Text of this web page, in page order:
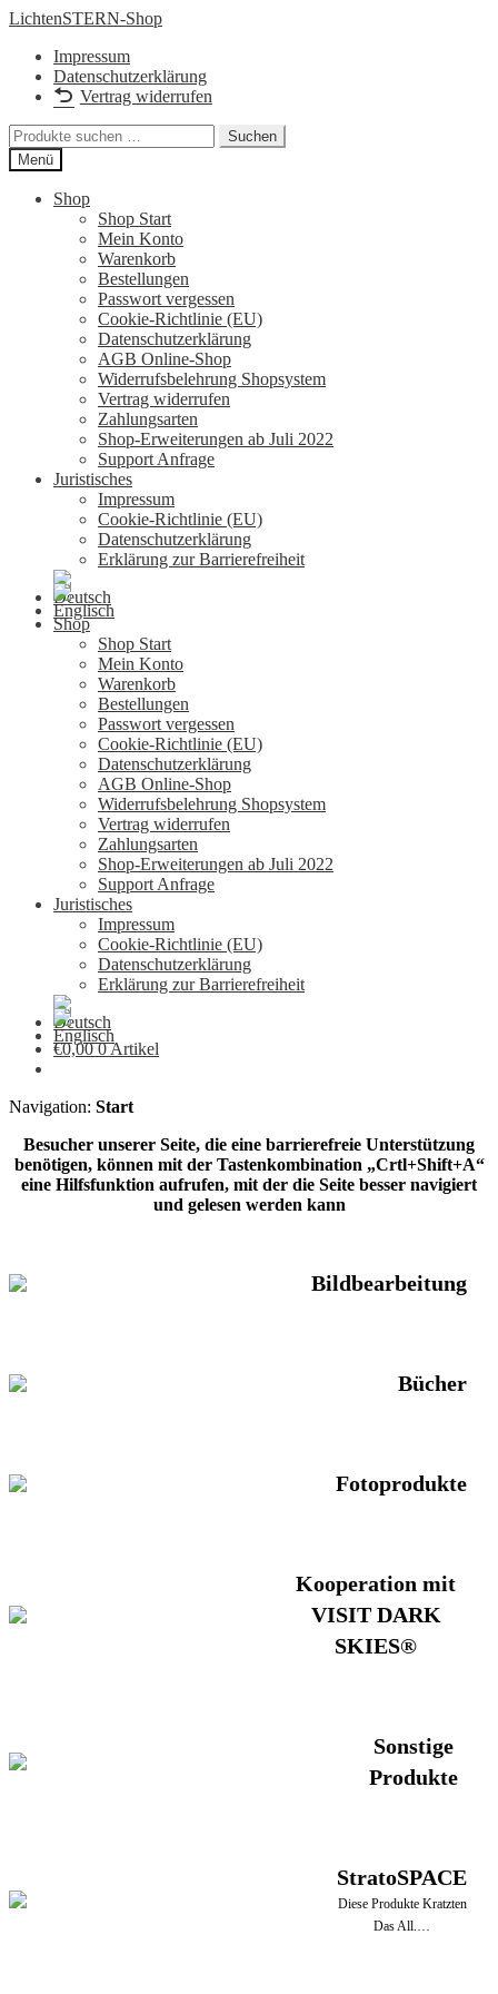
Zur
springen
Zum
springen
LichtenSTERN-Shop
Impressum
Datenschutzerklärung
Vertrag widerrufen
Suchen
nach:
Suchen
Menü
Shop
Shop Start
Mein Konto
Warenkorb
Bestellungen
Passwort vergessen
Cookie-Richtlinie (EU)
Datenschutzerklärung
AGB Online-Shop
Widerrufsbelehrung Shopsystem
Vertrag widerrufen
Zahlungsarten
Shop-Erweiterungen ab Juli 2022
Support Anfrage
Juristisches
Impressum
Cookie-Richtlinie (EU)
Datenschutzerklärung
Erklärung zur Barrierefreiheit
Shop
Shop Start
Mein Konto
Warenkorb
Bestellungen
Passwort vergessen
Cookie-Richtlinie (EU)
Datenschutzerklärung
AGB Online-Shop
Widerrufsbelehrung Shopsystem
Vertrag widerrufen
Zahlungsarten
Shop-Erweiterungen ab Juli 2022
Support Anfrage
Juristisches
Impressum
Cookie-Richtlinie (EU)
Datenschutzerklärung
Erklärung zur Barrierefreiheit
€0,00 0 Artikel
Navigation: Start
Besucher unserer Seite, die eine barrierefreie Unterstützung
benötigen, können mit der Tastenkombination „Crtl+Shift+A“
eine Hilfsfunktion aufrufen, mit der die Seite besser navigiert
und gelesen werden kann
Bildbearbeitung
Bücher
Fotoprodukte
Kooperation mit
VISIT DARK
SKIES®
Sonstige
Produkte
StratoSPACE
Diese Produkte Kratzten
Das All.…